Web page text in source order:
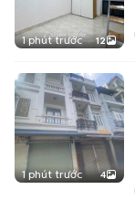
1 phút trước 12
1 phút trước 4